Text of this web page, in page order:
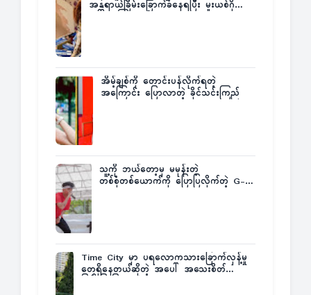
အန္တရာယ်ခြိမ်းခြောက်ခံနေရပြီး မူးယစ်ဂိုဏ်း
အိမ့်ချစ်ကို တောင်းပန်လိုက်ရတဲ့
အကြောင်း ပြောလာတဲ့ ခိုင်သင်းကြည်
သူ့ကို ဘယ်တော့မှ မမုန်းတဲ့
တစ်စုံတစ်ယောက်ကို ပြောပြလိုက်တဲ့ G-
Time City မှာ ပရလောကသားခြောက်လှန့်မှု
တွေရှိနေတယ်ဆိုတဲ့ အပေါ် အသေးစိတ်